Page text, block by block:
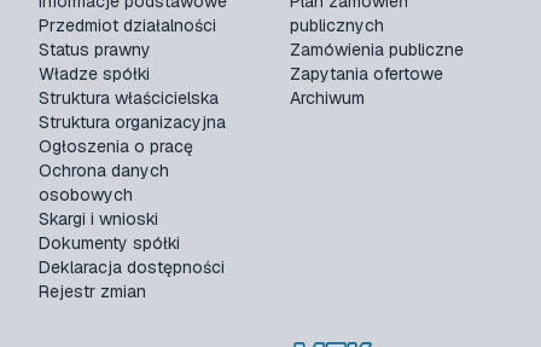
Przedmiot działalności
Status prawny
Władze spółki
Struktura właścicielska
Struktura organizacyjna
Ogłoszenia o pracę
Ochrona danych
osobowych
Skargi i wnioski
Dokumenty spółki
Deklaracja dostępności
Rejestr zmian
publicznych
Zamówienia publiczne
Zapytania ofertowe
Archiwum